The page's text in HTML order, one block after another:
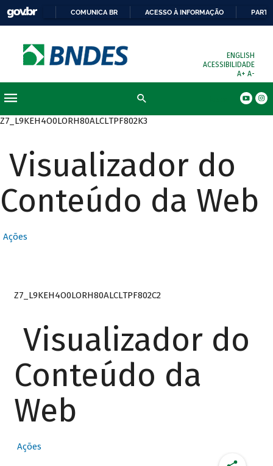
COMUNICA BR ACESSO À INFORMAÇÃO
ENGLISH
ACESSIBILIDADE
A+ A-
Z7_L9KEH4O0LORH80ALCLTPF802K3
Visualizador do
Conteúdo da Web
Ações
Z7_L9KEH4O0LORH80ALCLTPF802C2
Visualizador do
Conteúdo da
Web
Ações